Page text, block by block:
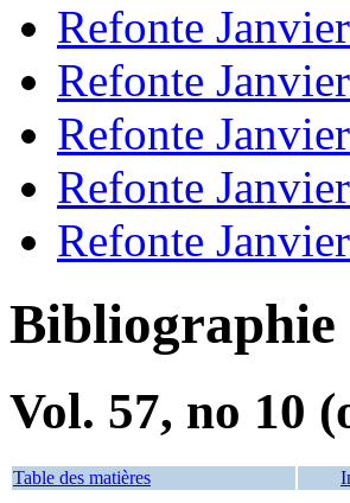
Refonte
Refonte
Refonte
Refonte
Refonte
Bibliographie
Vol. 57, no 10
Table des matières